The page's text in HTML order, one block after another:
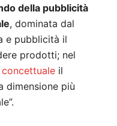
della pubblicità
, dominata dal
e pubblicità il
prodotti; nel
il
dimensione più